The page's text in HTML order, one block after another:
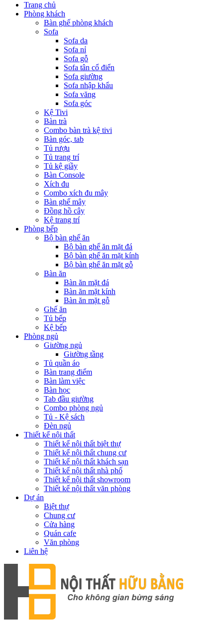
Trang chủ
Phòng khách
Bàn ghế phòng khách
Sofa
Sofa da
Sofa nỉ
Sofa gỗ
Sofa tân cổ điển
Sofa giường
Sofa nhập khẩu
Sofa văng
Sofa góc
Kệ Tivi
Bàn trà
Combo bàn trà kệ tivi
Bàn góc, tab
Tủ rượu
Tủ trang trí
Tủ kệ giầy
Bàn Console
Xích đu
Combo xích đu mây
Bàn ghế mây
Đồng hồ cây
Kệ trang trí
Phòng bếp
Bộ bàn ghế ăn
Bộ bàn ghế ăn mặt đá
Bộ bàn ghế ăn mặt kính
Bộ bàn ghế ăn mặt gỗ
Bàn ăn
Bàn ăn mặt đá
Bàn ăn mặt kính
Bàn ăn mặt gỗ
Ghế ăn
Tủ bếp
Kệ bếp
Phòng ngủ
Giường ngủ
Giường tầng
Tủ quần áo
Bàn trang điểm
Bàn làm việc
Bàn học
Tab đầu giường
Combo phòng ngủ
Tủ - Kệ sách
Đèn ngủ
Thiết kế nội thất
Thiết kế nội thất biệt thự
Thiết kế nội thất chung cư
Thiết kế nội thất khách sạn
Thiết kế nội thất nhà phố
Thiết kế nội thất showroom
Thiết kế nội thất văn phòng
Dự án
Biệt thự
Chung cư
Cửa hàng
Quán cafe
Văn phòng
Liên hệ